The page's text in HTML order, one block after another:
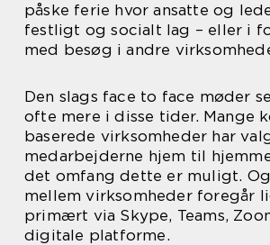
påske ferie hvor ansatte og
festligt og socialt lag – eller i
med besøg i andre
Den slags face to face møder
ofte mere i disse tider. Mange
baserede virksomheder har
medarbejderne hjem til
det omfang dette er muligt.
mellem virksomheder foregår
primært via Skype, Teams,
digitale platforme.